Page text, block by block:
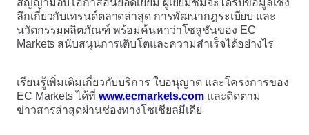
สัญญามอบโอกาสอันยอดเยี่ยม ผู้เยี่ยมชมจะได้รับข้อมูลเชิง
ลึกเกี่ยวกับเทรนด์ตลาดล่าสุด การพัฒนากฎระเบียบ และ
นวัตกรรมผลิตภัณฑ์ พร้อมค้นหาว่าโซลูชันของ EC
Markets สนับสนุนการเติบโตและความสำเร็จได้อย่างไร
เรียนรู้เพิ่มเติมเกี่ยวกับบริการ ใบอนุญาต และโครงการของ
EC Markets ได้ที่ www.ecmarkets.comและติดตาม
ข่าวสารล่าสุดผ่านช่องทางโซเชียลมีเดีย